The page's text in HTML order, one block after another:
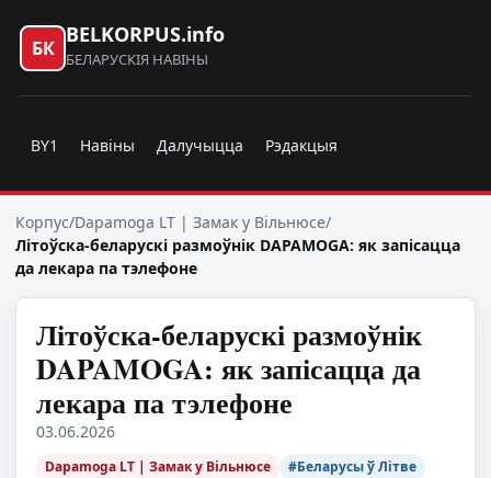
БК
BELKORPUS.info
БЕЛАРУСКІЯ НАВІНЫ
BY1 Навіны Далучыцца Рэдакцыя
Корпус/Dapamoga LT | Замак у Вільнюсе/
Літоўска-беларускі размоўнік DAPAMOGA: як запісацца
да лекара па тэлефоне
Літоўска-беларускі размоўнік
DAPAMOGA: як запісацца да
лекара па тэлефоне
03.06.2026
Dapamoga LT | Замак у Вільнюсе #Беларусы ў Літве